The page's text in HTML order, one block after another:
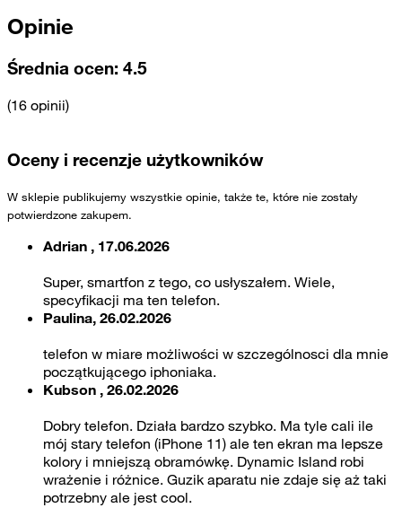
Opinie
Średnia ocen: 4.5
(16 opinii)
Oceny i recenzje użytkowników
W sklepie publikujemy wszystkie opinie, także te, które nie zostały
potwierdzone zakupem.
Adrian , 17.06.2026
Super, smartfon z tego, co usłyszałem. Wiele,
specyfikacji ma ten telefon.
Paulina, 26.02.2026
telefon w miare możliwości w szczególnosci dla mnie
początkującego iphoniaka.
Kubson , 26.02.2026
Dobry telefon. Działa bardzo szybko. Ma tyle cali ile
mój stary telefon (iPhone 11) ale ten ekran ma lepsze
kolory i mniejszą obramówkę. Dynamic Island robi
wrażenie i różnice. Guzik aparatu nie zdaje się aż taki
potrzebny ale jest cool.